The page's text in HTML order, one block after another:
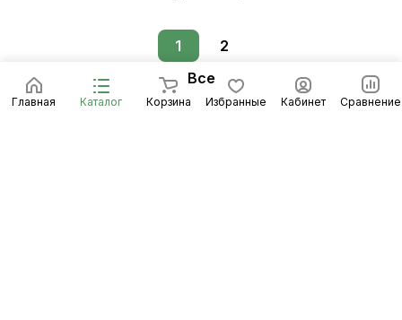
1
2
Все
Главная Каталог Корзина Избранные Кабинет Сравнение